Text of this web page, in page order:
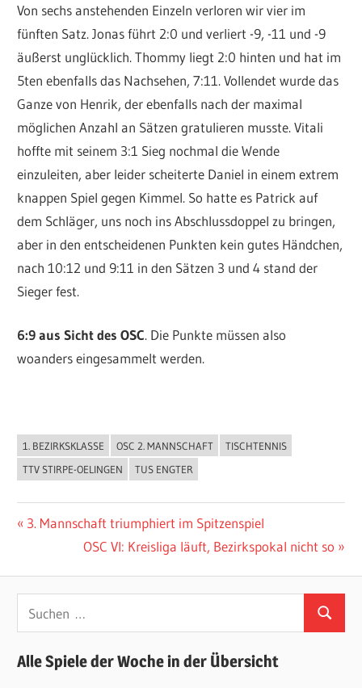
Von sechs anstehenden Einzeln verloren wir vier im
fünften Satz. Jonas führt 2:0 und verliert -9, -11 und -9
äußerst unglücklich. Thommy liegt 2:0 hinten und hat im
5ten ebenfalls das Nachsehen, 7:11. Vollendet wurde das
Ganze von Henrik, der ebenfalls nach der maximal
möglichen Anzahl an Sätzen gratulieren musste. Vitali
hoffte mit seinem 3:1 Sieg nochmal die Wende
einzuleiten, aber leider scheiterte Daniel in einem extrem
knappen Spiel gegen Kimmel. So hatte es Patrick auf
dem Schläger, uns noch ins Abschlussdoppel zu bringen,
aber in den entscheidenen Punkten kein gutes Händchen,
nach 10:12 und 9:11 in den Sätzen 3 und 4 stand der
Sieger fest.
6:9 aus Sicht des OSC. Die Punkte müssen also
woanders eingesammelt werden.
ALLGEMEIN
1. BEZIRKSKLASSE OSC 2. MANNSCHAFT
TISCHTENNIS
TTV STIRPE-OELINGEN
TUS ENGTER
Beitragsnavigation
Vorheriger
3. Mannschaft triumphiert im Spitzenspiel
Nächster
OSC VI: Kreisliga läuft, Bezirkspokal nicht so
nach:
Suchen
Alle Spiele der Woche in der Übersicht